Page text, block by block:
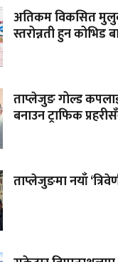
अतिकम विकसित
स्तरोन्नती हुन कोभिड
ताप्लेजुङ गोल्ड
बनाउन ट्राफिक
ताप्लेजुङमा नयाँ